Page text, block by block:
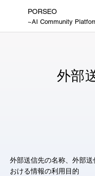
PORSEO
~AI Community
外部
外部送信先の名称、外部
おける情報の利用目的